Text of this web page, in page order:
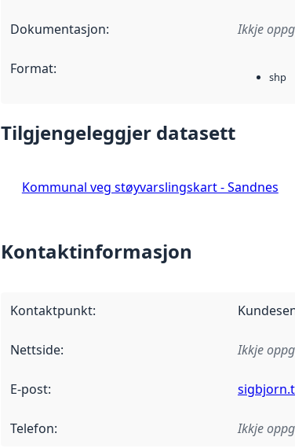
Dokumentasjon: Ikkje
Format: shp
Tilgjengeleggjer datasett
Kommunal veg støyvarslingskart - Sandnes
Kontaktinformasjon
Kontaktpunkt:
Nettside: Ikkje
E-post:
Telefon: Ikkje